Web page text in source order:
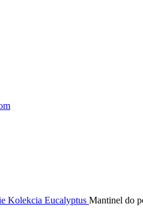
Kolekcia Eucalyptus Mantinel do